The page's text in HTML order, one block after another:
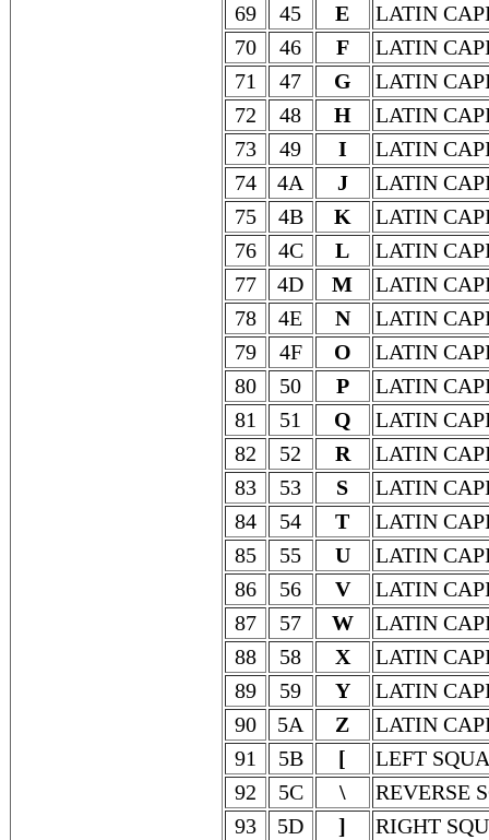
69
45 E
LATIN
70
46 F
LATIN
71
47 G
LATIN
72
48 H
LATIN
73
49 I
LATIN
74
4A J
LATIN
75
4B K
LATIN
76
4C L
LATIN
77
4D M
LATIN
78
4E N
LATIN
79
4F O
LATIN
80
50 P
LATIN
81
51 Q
LATIN
82
52 R
LATIN
83
53 S
LATIN
84
54 T
LATIN
85
55 U
LATIN
86
56 V
LATIN
87
57 W
LATIN
88
58 X
LATIN
89
59 Y
LATIN
90
5A Z
LATIN
91
5B [
LEFT
92
5C \
REVERSE
93
5D ]
RIGHT